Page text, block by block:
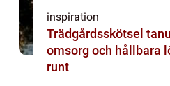
inspiration
Trädgårdsskötsel tanum
omsorg och hållbara
runt